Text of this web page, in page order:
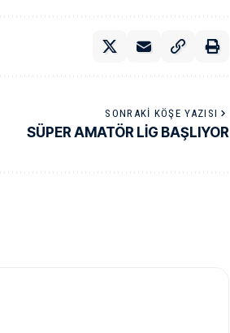
SONRAKI KÖŞE YAZISI
SÜPER AMATÖR LİG BAŞLIYOR